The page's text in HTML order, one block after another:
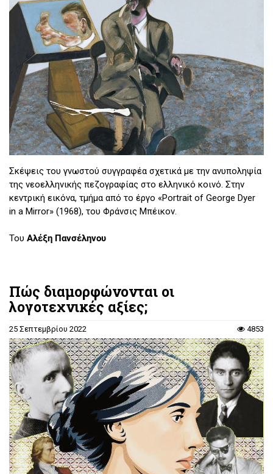
Σκέψεις του γνωστού συγγραφέα σχετικά με την ανυποληψία
της νεοελληνικής πεζογραφίας στο ελληνικό κοινό. Στην
κεντρική εικόνα, τμήμα από το έργο «Portrait of George Dyer
in a Mirror» (1968), του Φράνσις Μπέικον.
Του Αλέξη Πανσέληνου
Πώς διαμορφώνονται οι
λογοτεχνικές αξίες;
25 Σεπτεμβρίου 2022 4853